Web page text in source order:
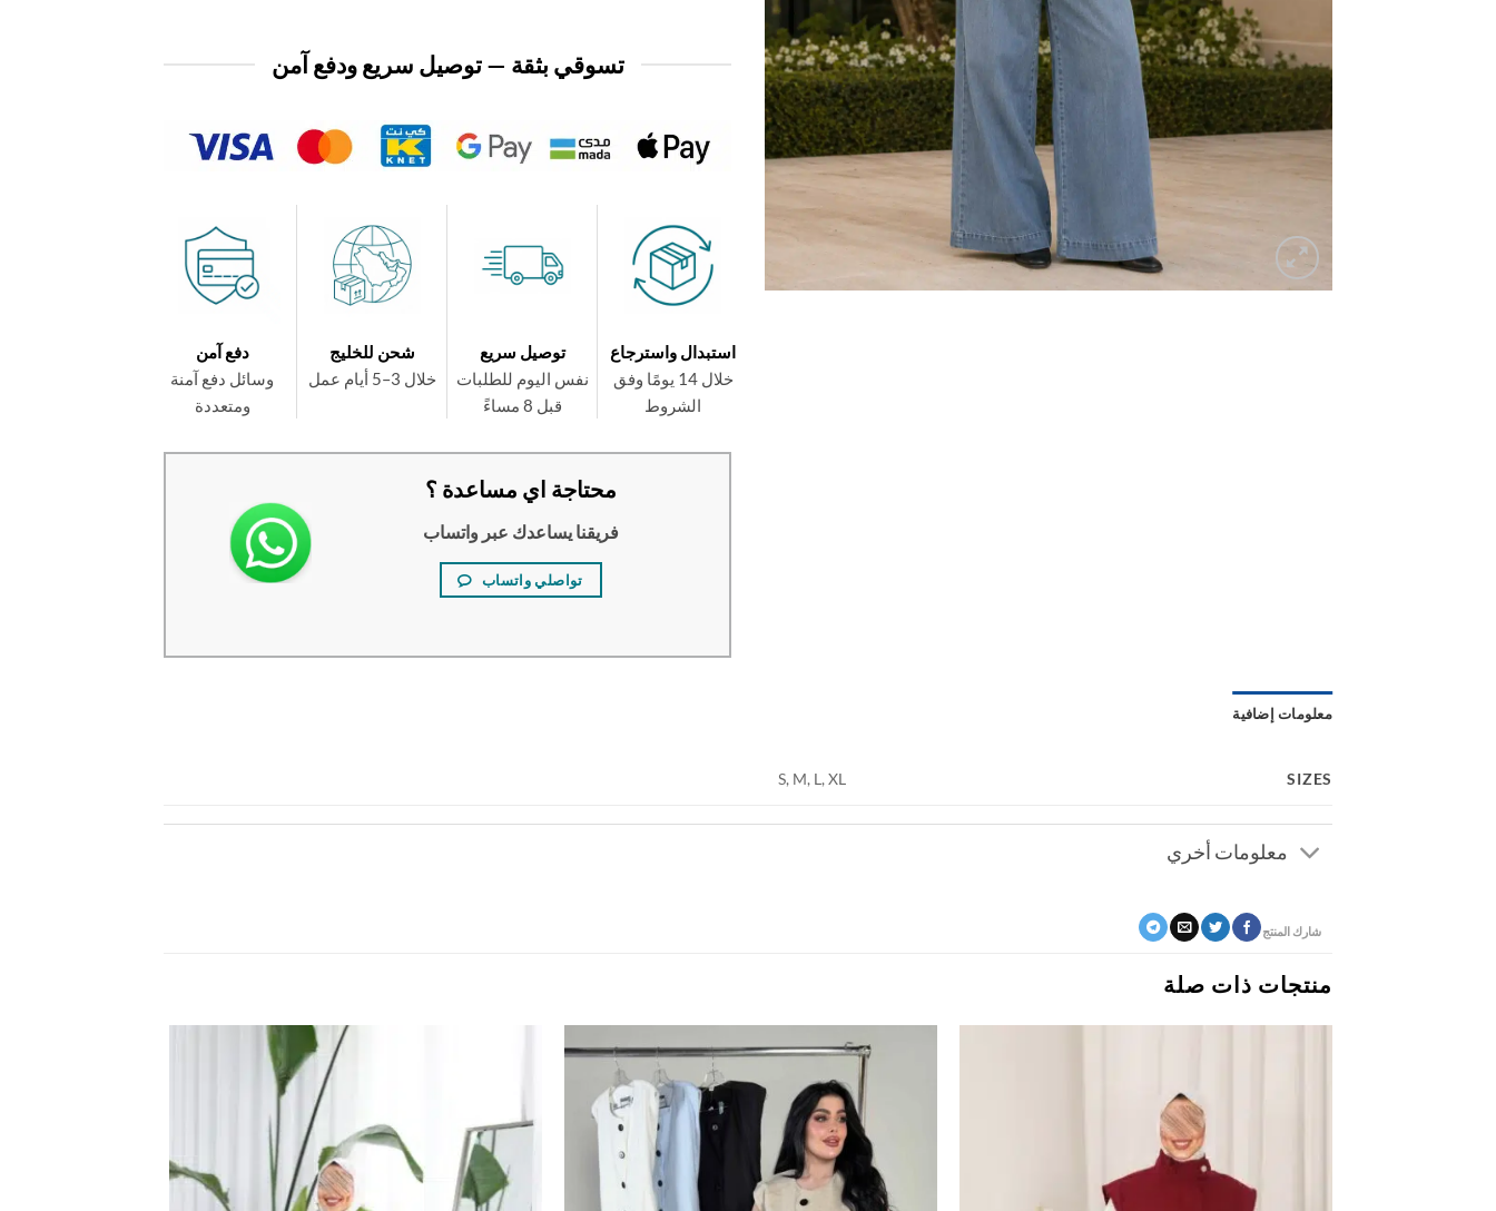
تسوقي بثقة — توصيل سريع ودفع آمن
استبدال واسترجاع
خلال 14 يومًا وفق
الشروط
توصيل سريع
نفس اليوم للطلبات
قبل 8 مساءً
شحن للخليج
خلال 3–5 أيام عمل
دفع آمن
وسائل دفع آمنة
ومتعددة
محتاجة اي مساعدة ؟
فريقنا يساعدك عبر واتساب
تواصلي واتساب
معلومات إضافية
SIZES
S, M, L, XL
معلومات أخري
شارك المنتج
منتجات ذات صلة